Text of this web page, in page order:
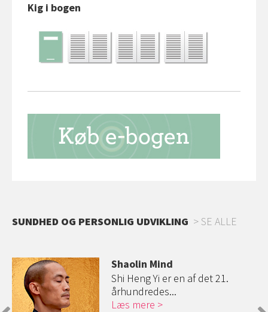
Kig i bogen
SUNDHED OG PERSONLIG UDVIKLING SE ALLE
Shaolin Mind
Shi Heng Yi er en af det 21.
århundredes...
Læs mere